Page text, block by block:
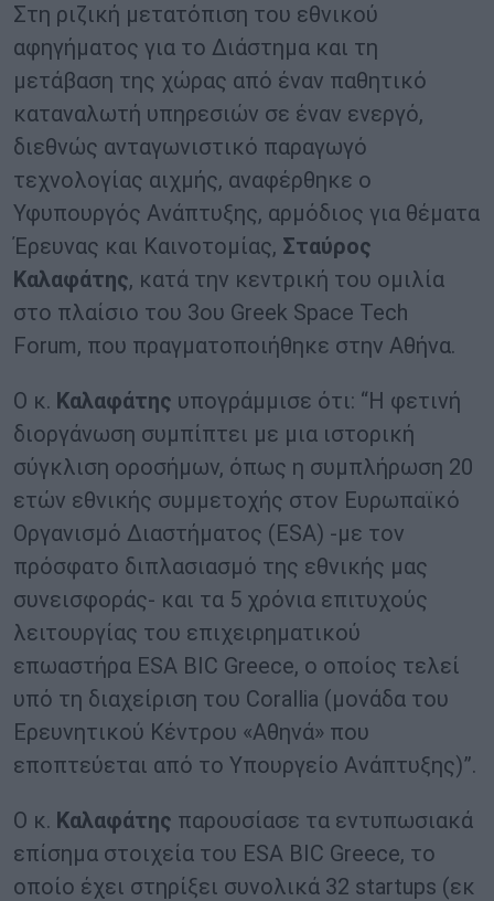
Στη ριζική μετατόπιση του εθνικού
αφηγήματος για το Διάστημα και τη
μετάβαση της χώρας από έναν παθητικό
καταναλωτή υπηρεσιών σε έναν ενεργό,
διεθνώς ανταγωνιστικό παραγωγό
τεχνολογίας αιχμής, αναφέρθηκε ο
Υφυπουργός Ανάπτυξης, αρμόδιος για θέματα
Έρευνας και Καινοτομίας, Σταύρος
Καλαφάτης, κατά την κεντρική του ομιλία
στο πλαίσιο του 3ου Greek Space Tech
Forum, που πραγματοποιήθηκε στην Αθήνα.
Ο κ. Καλαφάτης υπογράμμισε ότι: “H φετινή
διοργάνωση συμπίπτει με μια ιστορική
σύγκλιση οροσήμων, όπως η συμπλήρωση 20
ετών εθνικής συμμετοχής στον Ευρωπαϊκό
Οργανισμό Διαστήματος (ESA) -με τον
πρόσφατο διπλασιασμό της εθνικής μας
συνεισφοράς- και τα 5 χρόνια επιτυχούς
λειτουργίας του επιχειρηματικού
επωαστήρα ESA BIC Greece, ο οποίος τελεί
υπό τη διαχείριση του Corallia (μονάδα του
Ερευνητικού Κέντρου «Αθηνά» που
εποπτεύεται από το Υπουργείο Ανάπτυξης)”.
Ο κ. Καλαφάτης παρουσίασε τα εντυπωσιακά
επίσημα στοιχεία του ESA BIC Greece, το
οποίο έχει στηρίξει συνολικά 32 startups (εκ